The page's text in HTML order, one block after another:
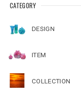
CATEGORY
DESIGN
ITEM
COLLECTION